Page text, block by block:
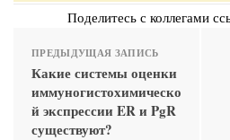
Поделитесь с коллегами
ПРЕДЫДУЩАЯ ЗАПИСЬ
Какие системы оценки
иммуногистохимическо
й экспрессии ER и PgR
существуют?